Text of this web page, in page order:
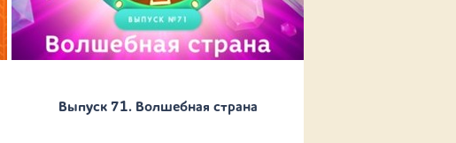
Выпуск 71. Волшебная страна